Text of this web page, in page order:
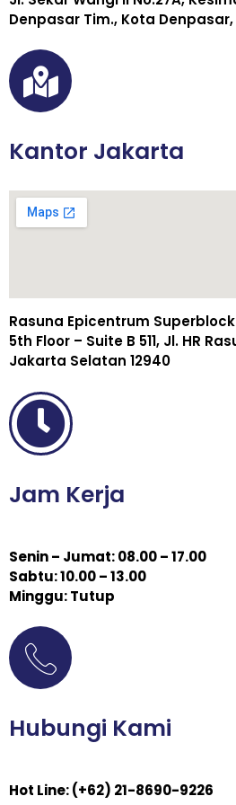
Denpasar Tim., Kota Denpasar,
Kantor Jakarta
Rasuna Epicentrum
5th Floor – Suite B 511, Jl. HR
Jakarta Selatan 12940
Jam Kerja
Senin – Jumat: 08.00 – 17.00
Sabtu: 10.00 – 13.00
Minggu: Tutup
Hubungi Kami
Hot Line: (+62) 21-8690-9226